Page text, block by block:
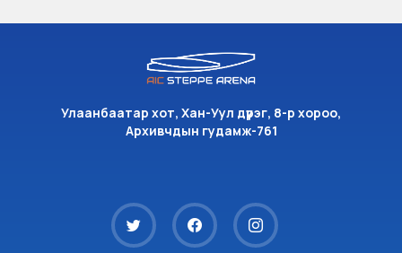
Улаанбаатар хот, Хан-Уул дүүрэг, 8-р хороо,
Архивчдын гудамж-761